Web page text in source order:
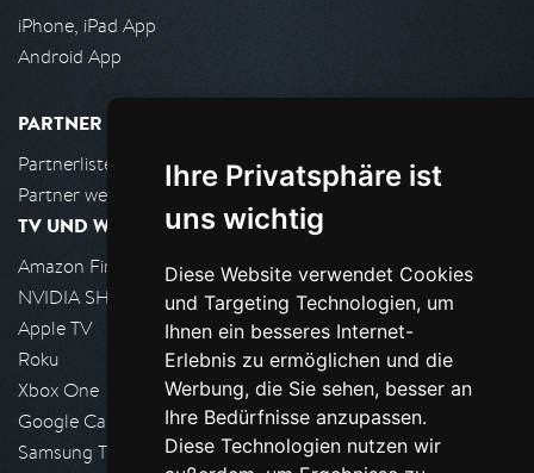
Ihre Privatsphäre ist
uns wichtig
Diese Website verwendet Cookies
und Targeting Technologien, um
Ihnen ein besseres Internet-
Erlebnis zu ermöglichen und die
Werbung, die Sie sehen, besser an
Ihre Bedürfnisse anzupassen.
Diese Technologien nutzen wir
iPhone, iPad App
Android App
PARTNER
Partnerliste
Partner werden
TV UND WOHNZIMMER
Amazon FireTV
NVIDIA SHIELD, Google TV
Apple TV
Roku
Xbox One
Google Cast
Samsung TV